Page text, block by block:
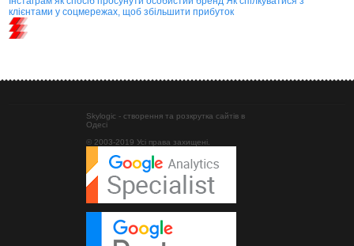
клієнтами у соцмережах, щоб збільшити прибуток
Skylogic - створення та розкрутка сайтів в
Одесі
© 2003-2019 Усі права захищені.